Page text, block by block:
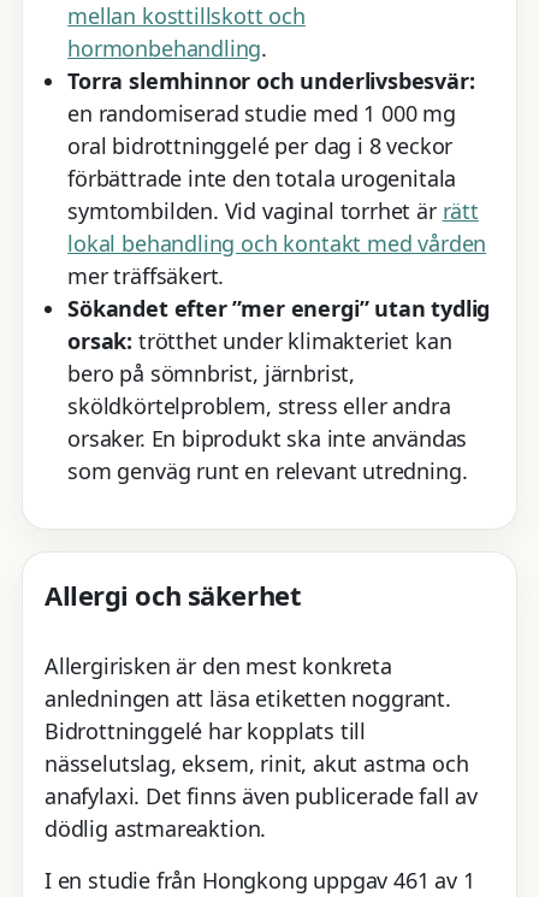
mellan kosttillskott och
hormonbehandling.
Torra slemhinnor och underlivsbesvär:
en randomiserad studie med 1 000 mg
oral bidrottninggelé per dag i 8 veckor
förbättrade inte den totala urogenitala
symtombilden. Vid vaginal torrhet är rätt
lokal behandling och kontakt med vården
mer träffsäkert.
Sökandet efter ”mer energi” utan tydlig
orsak: trötthet under klimakteriet kan
bero på sömnbrist, järnbrist,
sköldkörtelproblem, stress eller andra
orsaker. En biprodukt ska inte användas
som genväg runt en relevant utredning.
Allergi och säkerhet
Allergirisken är den mest konkreta
anledningen att läsa etiketten noggrant.
Bidrottninggelé har kopplats till
nässelutslag, eksem, rinit, akut astma och
anafylaxi. Det finns även publicerade fall av
dödlig astmareaktion.
I en studie från Hongkong uppgav 461 av 1